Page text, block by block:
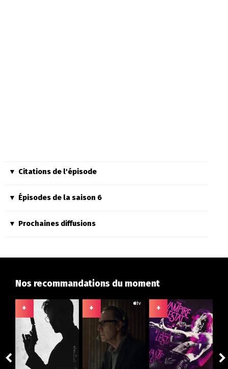
Citations de l'épisode
Épisodes de la saison 6
Prochaines diffusions
Nos recommandations du moment
+ + +